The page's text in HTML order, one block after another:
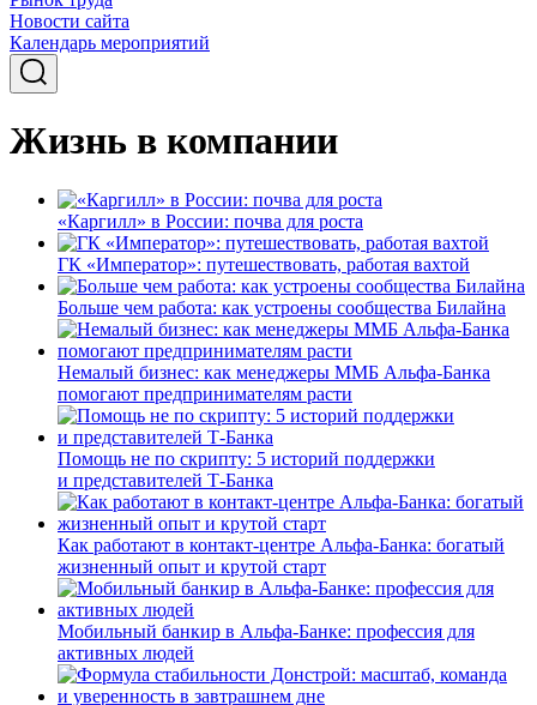
Новости сайта
Календарь мероприятий
Жизнь в компании
«Каргилл» в России: почва для роста
ГК «Император»: путешествовать, работая вахтой
Больше чем работа: как устроены сообщества Билайна
Немалый бизнес: как менеджеры ММБ Альфа-Банка
помогают предпринимателям расти
Помощь не по скрипту: 5 историй поддержки
и представителей Т-Банка
Как работают в контакт-центре Альфа-Банка: богатый
жизненный опыт и крутой старт
Мобильный банкир в Альфа-Банке: профессия для
активных людей